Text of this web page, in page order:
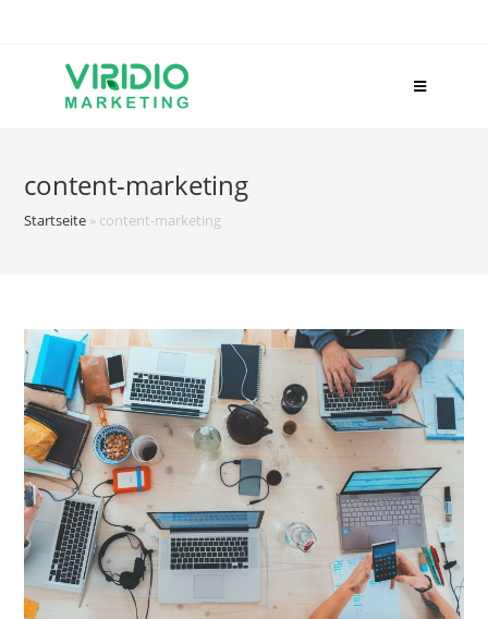
content-marketing
Startseite » content-marketing